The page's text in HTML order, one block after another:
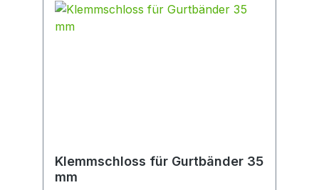
Klemmschloss für Gurtbänder 35
mm